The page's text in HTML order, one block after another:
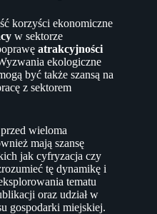
korzyści ekonomiczne
w sektorze
atrakcyjności
ekologiczne
być także szansą na
z sektorem
wieloma
mają szansę
jak cyfryzacja czy
tę dynamikę i
tematu
oraz udział w
gospodarki miejskiej.